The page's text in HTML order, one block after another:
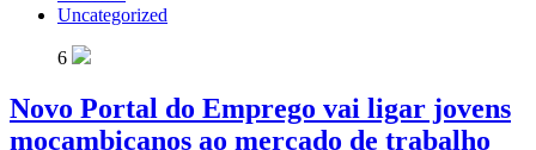
Uncategorized
6
Novo Portal do Emprego vai ligar jovens
moçambicanos ao mercado de trabalho